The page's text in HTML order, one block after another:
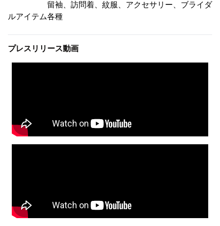
留袖、訪問着、紋服、アクセサリー、ブライダ
ルアイテム各種
プレスリリース動画